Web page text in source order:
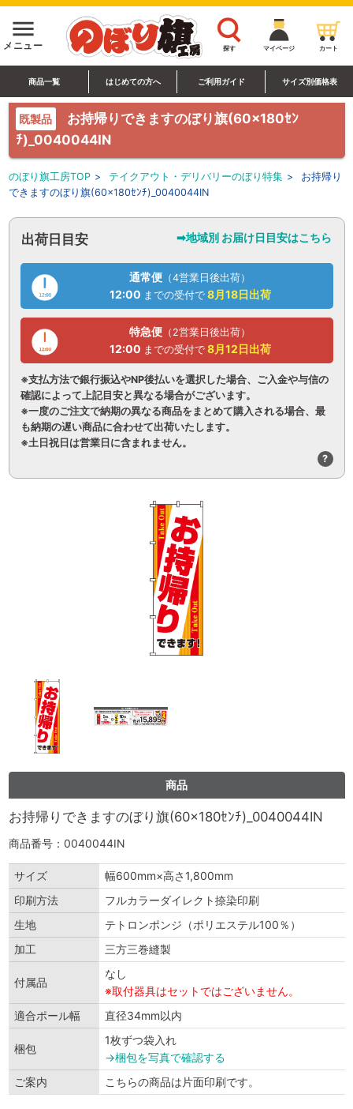
menu
メニュー 探す マイページ カート
商品一覧 はじめての方へ ご利用ガイド サイズ別価格表
既製品
お持帰りできますのぼり旗(60×180ｾﾝ
ﾁ)_0040044IN
のぼり旗工房TOP > テイクアウト・デリバリーのぼり特集 >
お持帰り
できますのぼり旗(60×180ｾﾝﾁ)_0040044IN
出荷日目安 ➡地域別 お届け日目安はこちら
通常便 （4営業日後出荷）
12:00 までの受付で 8月18日出荷
特急便 （2営業日後出荷）
12:00 までの受付で 8月12日出荷
※支払方法で銀行振込やNP後払いを選択した場合、ご入金や与信の
確認によって上記目安と異なる場合がございます。
※一度のご注文で納期の異なる商品をまとめて購入される場合、最
も納期の遅い商品に合わせて出荷いたします。
※土日祝日は営業日に含まれません。
?
商品
お持帰りできますのぼり旗(60×180ｾﾝﾁ)_0040044IN
商品番号：0040044IN
サイズ
幅600mm×高さ1,800mm
印刷方法
フルカラーダイレクト捺染印刷
生地
テトロンポンジ（ポリエステル100％）
加工
三方三巻縫製
付属品
なし
※取付器具はセットではございません。
適合ポール幅
直径34mm以内
梱包
1枚ずつ袋入れ
→梱包を写真で確認する
ご案内
こちらの商品は片面印刷です。